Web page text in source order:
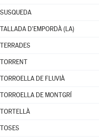
SUSQUEDA
TALLADA D'EMPORDÀ (LA)
TERRADES
TORRENT
TORROELLA DE FLUVIÀ
TORROELLA DE MONTGRÍ
TORTELLÀ
TOSES